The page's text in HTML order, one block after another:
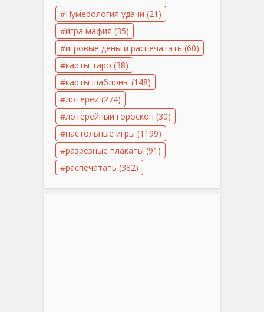
Нумерология удачи (21)
игра мафия (35)
игровые деньги распечатать (60)
карты таро (38)
карты шаблоны (148)
лотереи (274)
лотерейный гороскоп (30)
настольные игры (1199)
разрезные плакаты (91)
распечатать (382)